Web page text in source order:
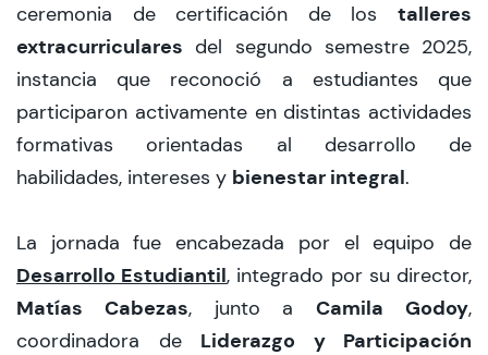
ceremonia de certificación de los talleres
extracurriculares del segundo semestre 2025,
instancia que reconoció a estudiantes que
participaron activamente en distintas actividades
formativas orientadas al desarrollo de
habilidades, intereses y bienestar integral.
La jornada fue encabezada por el equipo de
Desarrollo Estudiantil, integrado por su director,
Matías Cabezas, junto aCamila Godoy,
coordinadora de Liderazgo y Participación